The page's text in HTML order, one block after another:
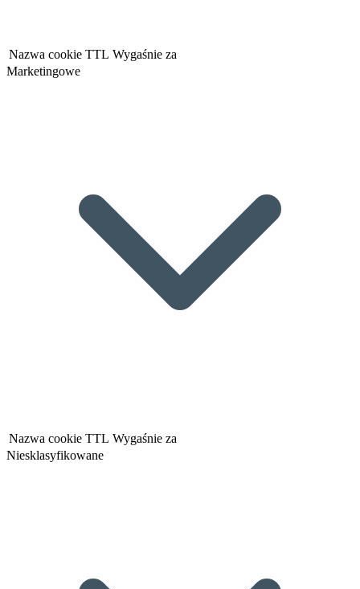
Nazwa cookie TTL Wygaśnie za
Marketingowe
Nazwa cookie TTL Wygaśnie za
Niesklasyfikowane